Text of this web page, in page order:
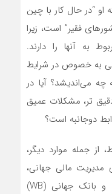
“در حال کار با چین
فقیر” است، زیرا
به آنها را دارند.
به خصوص در شرایط
چه می‌اندیشد؟ آیا در
تر، مشکلات عمیق
دوجانبه است؟
از جمله موارد دیگر،
مالی جهانی،
مانند صندوق بین‌المللی پول (IMF) و بانک جهانی (WB)